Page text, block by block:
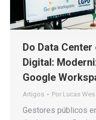
Do Data
Digital:
Google
Artigos Por Lucas Wes
Gestores públicos